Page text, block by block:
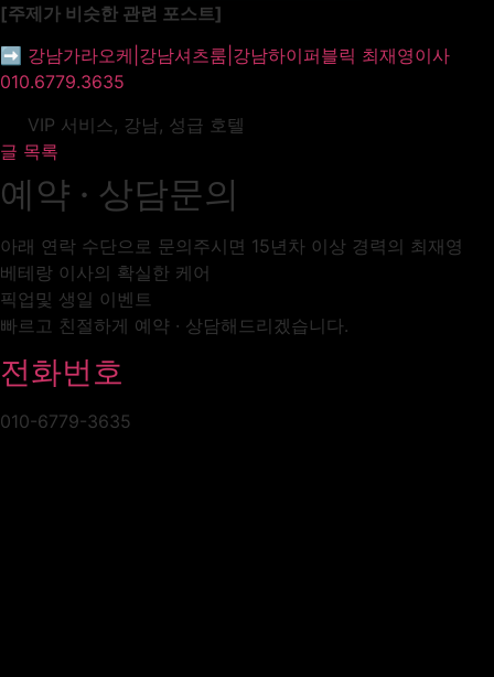
[주제가 비슷한 관련 포스트]
➡️ 강남가라오케|강남셔츠룸|강남하이퍼블릭 최재영이사
010.6779.3635
VIP 서비스, 강남, 성급 호텔
글 목록
예약 · 상담문의
아래 연락 수단으로 문의주시면 15년차 이상 경력의 최재영
베테랑 이사의 확실한 케어
픽업및 생일 이벤트
빠르고 친절하게 예약 · 상담해드리겠습니다.
전화번호
010-6779-3635